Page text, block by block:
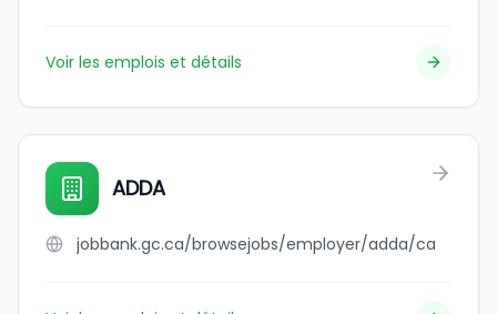
Voir les emplois et détails
ADDA
jobbank.gc.ca/browsejobs/employer/adda/ca